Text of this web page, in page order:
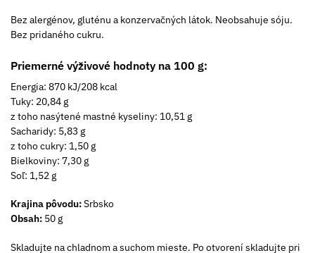
Bez alergénov, gluténu a konzervačných látok. Neobsahuje sóju.
Bez pridaného cukru.
Priemerné výživové hodnoty na 100 g:
Energia: 870 kJ/208 kcal
Tuky: 20,84 g
z toho nasýtené mastné kyseliny: 10,51 g
Sacharidy: 5,83 g
z toho cukry: 1,50 g
Bielkoviny: 7,30 g
Soľ: 1,52 g
Krajina pôvodu:Srbsko
Obsah: 50 g
Skladujte na chladnom a suchom mieste. Po otvorení skladujte pri